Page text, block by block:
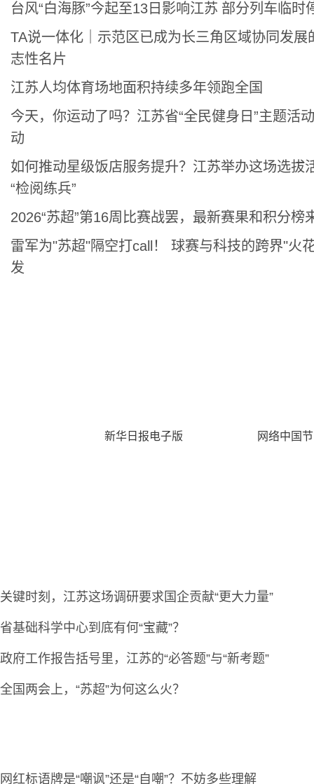
台风“白海豚”今起至13日影响江苏 部分列车临时
TA说一体化｜示范区已成为长三角区域协同发展
志性名片
江苏人均体育场地面积持续多年领跑全国
今天，你运动了吗？江苏省“全民健身日”主题活
动
如何推动星级饭店服务提升？江苏举办这场选拔
“检阅练兵”
2026“苏超”第16周比赛战罢，最新赛果和积分榜
雷军为"苏超"隔空打call！ 球赛与科技的跨界"火
发
质量发展大会在呼和浩特举办 伊利董事长潘刚分享奶
经验
新华日报电子版
文化中国行 网络中国
关键时刻，江苏这场调研要求国企贡献“更大力量”
省基础科学中心到底有何“宝藏”？
政府工作报告括号里，江苏的“必答题”与“新考题”
全国两会上，“苏超”为何这么火？
网红标语牌是“嘲讽”还是“自嘲”？不妨多些理解